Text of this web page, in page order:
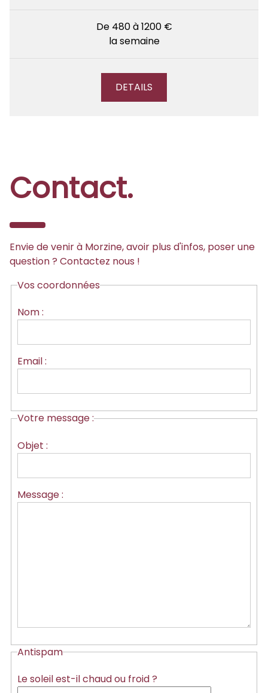
De 480 à 1200 €
la semaine
DETAILS
Contact.
Envie de venir à Morzine, avoir plus d'infos, poser une
question ? Contactez nous !
Vos coordonnées
Nom :
Email :
Votre message :
Objet :
Message :
Antispam
Le soleil est-il chaud ou froid ?